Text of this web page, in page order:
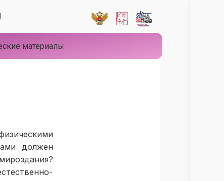
материалы
должен